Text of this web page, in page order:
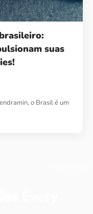
suas
o Brasil é um